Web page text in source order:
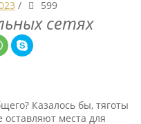
/ 599
сетях
Казалось бы, тяготы
места для